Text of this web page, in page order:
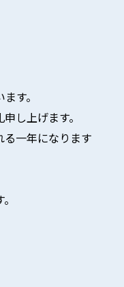
す。
し上げます。
る一年になります